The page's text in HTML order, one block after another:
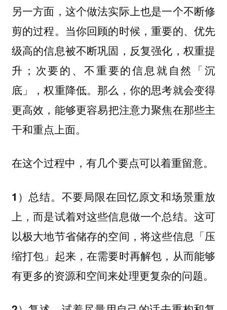
另一方面，这个做法实际上也是一个不断修
剪的过程。当你回顾的时候，重要的、优先
级高的信息被不断巩固，反复强化，权重提
升；次要的、不重要的信息就自然「沉
底」，权重降低。那么，你的思考就会变得
更高效，能够更容易把注意力聚焦在那些主
干和重点上面。
在这个过程中，有几个要点可以着重留意。
1）总结。 不要局限在回忆原文和场景重放
上，而是试着对这些信息做一个总结。这可
以极大地节省储存的空间，将这些信息「压
缩打包」起来，在需要时再解包，从而能够
有更多的资源和空间来处理更复杂的问题。